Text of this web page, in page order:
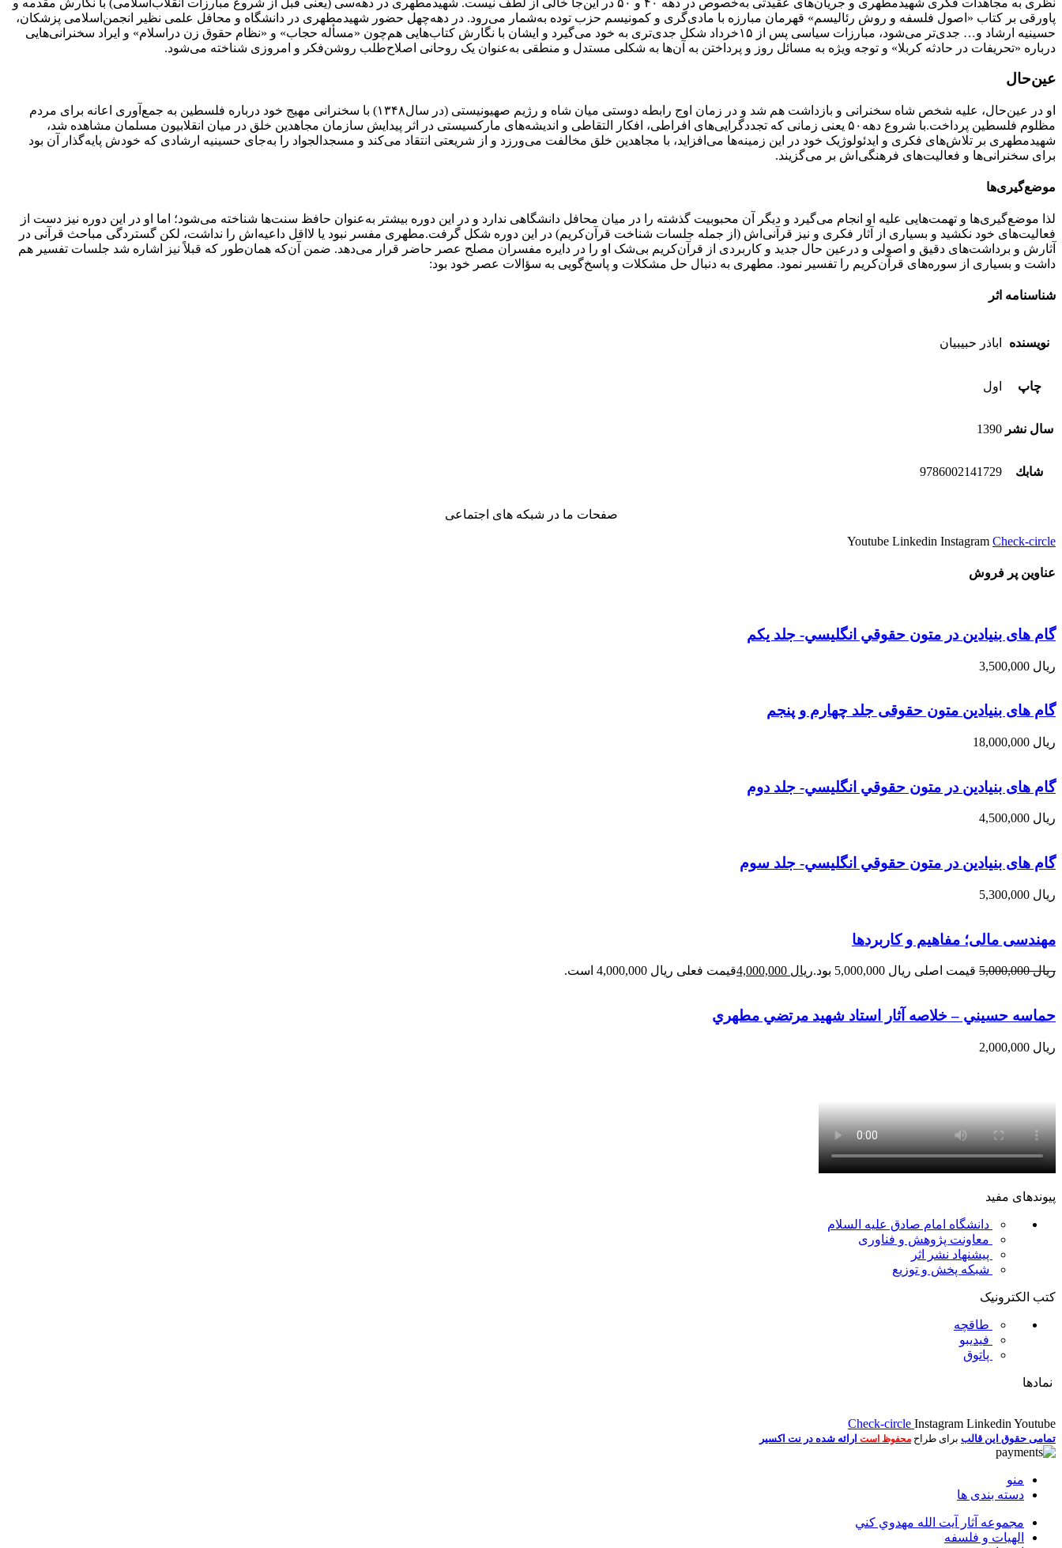
نظری به مجاهدات فکری شهید‌مطهری و جریان‌های عقیدتی به‌خصوص در دهه ۴۰ و ۵۰ در این‌جا خالی از لطف نیست. شهیدمطهری در دهه‌سی (یعنی قبل از شروع مبارزات انقلاب‌اسلامی) با نگارش مقدمه و
پاورقی بر کتاب «اصول فلسفه و روش رئالیسم» قهرمان مبارزه با مادی‌گری و کمونیسم حزب توده به‌شمار می‌رود. در دهه‌چهل حضور شهید‌مطهری در دانشگاه و محافل علمی نظیر انجمن‌اسلامی پزشکان،
حسینیه ارشاد و… جدی‌تر می‌شود، مبارزات سیاسی پس از ۱۵‌خرداد شکل جدی‌تری به خود می‌گیرد و ایشان با نگارش کتاب‌هایی هم‌چون «مسأله حجاب» و «نظام حقوق زن دراسلام» و ایراد سخنرانی‌هایی
درباره «تحریفات در حادثه کربلا» و توجه ویژه به مسائل روز و پرداختن به آن‌ها به شکلی مستدل و منطقی به‌عنوان یک روحانی اصلاح‌طلب روشن‌فکر و امروزی شناخته می‌شود.
عین‌حال
او در عین‌حال، علیه شخص شاه سخنرانی و بازداشت هم شد و در زمان اوج رابطه دوستی میان شاه و رژیم صهیونیستی (در سال‌۱۳۴۸) با سخنرانی مهیج خود درباره فلسطین به جمع‌آوری اعانه برای مردم
مظلوم فلسطین پرداخت.با شروع دهه‌۵۰ یعنی زمانی که تجددگرایی‌های افراطی، افکار التقاطی و اندیشه‌های مارکسیستی در اثر پیدایش سازمان مجاهدین خلق در میان انقلابیون مسلمان مشاهده شد،
شهیدمطهری بر تلاش‌های فکری و ایدئولوژیک خود در این زمینه‌ها می‌افزاید، با مجاهدین خلق مخالفت می‌ورزد و از شریعتی انتقاد می‌کند و مسجدالجواد را به‌جای حسینیه ارشادی که خودش پایه‌گذار آن بود
برای سخنرانی‌ها و فعالیت‌های فرهنگی‌اش بر می‌گزیند.
موضع‌گیری‌ها
لذا موضع‌گیری‌ها و تهمت‌هایی علیه او انجام می‌گیرد و دیگر آن محبوبیت گذشته را در میان محافل دانشگاهی ندارد و در این دوره بیشتر به‌عنوان حافظ سنت‌ها شناخته می‌شود؛ اما او در این دوره نیز دست از
فعالیت‌های خود نکشید و بسیاری از آثار فکری و نیز قرآنی‌اش (از جمله جلسات شناخت قرآن‌کریم) در این دوره شکل گرفت.مطهری مفسر نبود یا لااقل داعیه‌اش را نداشت، لکن گستردگی مباحث قرآنی در
آثارش و برداشت‌های دقیق و اصولی و درعین حال جدید و کاربردی از قرآن‌کریم بی‌شک او را در دایره مفسران مصلح عصر حاضر قرار می‌دهد. ضمن آن‌که همان‌طور که قبلاً نیز اشاره شد جلسات تفسیر هم
داشت و بسیاری از سوره‌های قرآن‌کریم را تفسیر نمود. مطهری به دنبال حل مشکلات و پاسخ‌گویی به سؤالات عصر خود بود:
شناسنامه اثر
نویسنده اباذر حبیبیان
چاپ اول
سال نشر 1390
شابك 9786002141729
صفحات ما در شبکه های اجتماعی
Youtube Linkedin Instagram Check-circle
عناوین پر فروش
گام های بنیادین در متون حقوقي انگليسي- جلد يكم
ریال
گام های بنیادین متون حقوقی جلد چهارم و پنجم
ریال
گام های بنیادین در متون حقوقي انگليسي- جلد دوم
ریال
گام های بنیادین در متون حقوقي انگليسي- جلد سوم
ریال
مهندسی مالی؛ مفاهیم و کاربردها
ریال5,000,000 قیمت اصلی ریال 5,000,000 بود. ریال قیمت فعلی ریال 4,000,000 است.
حماسه حسيني – خلاصه آثار استاد شهيد مرتضي مطهري
ریال
پیوندهای مفید
دانشگاه امام صادق علیه السلام
معاونت پژوهش و فناوری
پیشنهاد نشر اثر
شبکه پخش و توزیع
کتب الکترونیک
طاقچه
فیدیبو
پاتوق
نمادها
Check-circle Instagram Linkedin Youtube
تمامی حقوق این قالب برای طراح محفوظ است ارائه شده در نت اکسیر
منو
دسته بندی ها
مجموعه آثار آيت الله مهدوي كني
الهیات و فلسفه